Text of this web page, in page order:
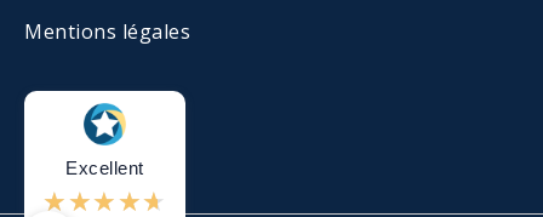
Mentions légales
Excellent